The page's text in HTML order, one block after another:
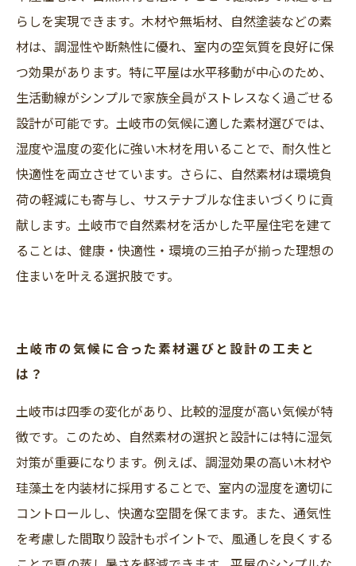
らしを実現できます。木材や無垢材、自然塗装などの素
材は、調湿性や断熱性に優れ、室内の空気質を良好に保
つ効果があります。特に平屋は水平移動が中心のため、
生活動線がシンプルで家族全員がストレスなく過ごせる
設計が可能です。土岐市の気候に適した素材選びでは、
湿度や温度の変化に強い木材を用いることで、耐久性と
快適性を両立させています。さらに、自然素材は環境負
荷の軽減にも寄与し、サステナブルな住まいづくりに貢
献します。土岐市で自然素材を活かした平屋住宅を建て
ることは、健康・快適性・環境の三拍子が揃った理想の
住まいを叶える選択肢です。
土岐市の気候に合った素材選びと設計の工夫と
は？
土岐市は四季の変化があり、比較的湿度が高い気候が特
徴です。このため、自然素材の選択と設計には特に湿気
対策が重要になります。例えば、調湿効果の高い木材や
珪藻土を内装材に採用することで、室内の湿度を適切に
コントロールし、快適な空間を保てます。また、通気性
を考慮した間取り設計もポイントで、風通しを良くする